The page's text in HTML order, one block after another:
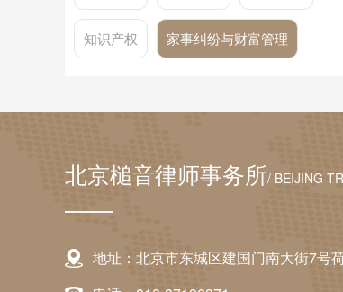
知识产权 家事纠纷与财富管理
北京槌音律师事务所/ BEIJING
地址：北京市东城区建国门南大街7号